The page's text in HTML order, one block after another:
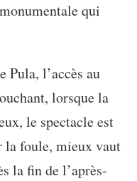
qui
Pula, l’accès au
lorsque la
le spectacle est
la foule, mieux vaut
la fin de l’après-